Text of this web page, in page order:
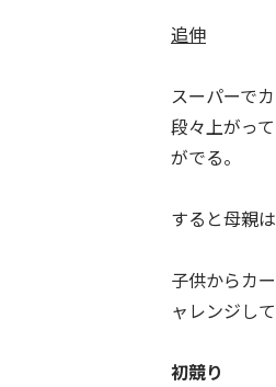
追伸
スーパーで
段々上がっ
がでる。
すると母親
子供からカ
ャレンジし
初競り